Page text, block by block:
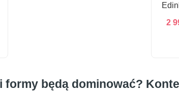
2
formy będą dominować?